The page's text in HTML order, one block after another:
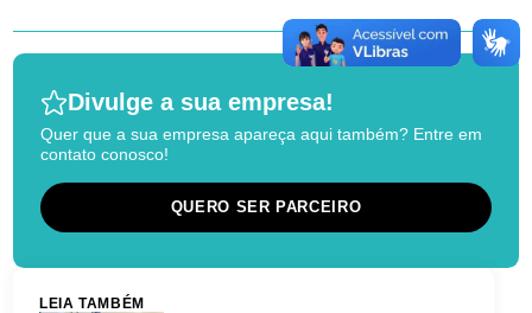
Divulge a sua empresa!
Quer que a sua empresa apareça aqui também? Entre em
contato conosco!
QUERO SER PARCEIRO
LEIA TAMBÉM